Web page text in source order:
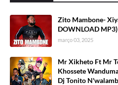
Zito Mambone-
DOWNLOAD
março 03, 2025
Mr Xikheto Ft Mr
Khossete
Dj Tonito